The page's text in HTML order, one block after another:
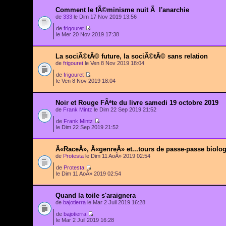
Comment le fÃ©minisme nuit Ã l'anarchie
de 333 le Dim 17 Nov 2019 13:56
de frigouret
le Mer 20 Nov 2019 17:38
La sociÃ©tÃ© future, la sociÃ©tÃ© sans relation
de frigouret le Ven 8 Nov 2019 18:04
de frigouret
le Ven 8 Nov 2019 18:04
Noir et Rouge FÃªte du livre samedi 19 octobre 2019
de Frank Mintz le Dim 22 Sep 2019 21:52
de Frank Mintz
le Dim 22 Sep 2019 21:52
Â«RaceÂ», Â«genreÂ» et...tours de passe-passe
de Protesta le Dim 11 AoÃ» 2019 02:54
de Protesta
le Dim 11 AoÃ» 2019 02:54
Quand la toile s'araignera
de bajotierra le Mar 2 Juil 2019 16:28
de bajotierra
le Mar 2 Juil 2019 16:28